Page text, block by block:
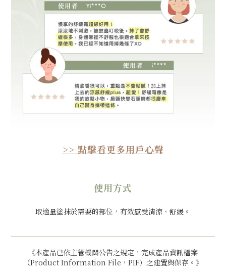
>> 點擊看更多用戶心聲
使用方式
取適量塗抹於需要的部位，有效感受清涼、舒緩。
《本產品已依主管機關公告之規定，完成產品資訊檔案
（Product Information File，PIF）之建置與保存。》